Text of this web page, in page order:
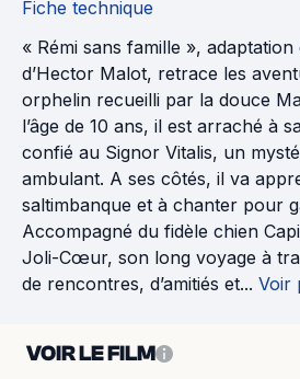
Fiche technique
« Rémi sans famille »,
d’Hector Malot, retrace les
orphelin recueilli par la douce
l’âge de 10 ans, il est arraché à
confié au Signor Vitalis, un
ambulant. A ses côtés, il va
saltimbanque et à chanter pour
Accompagné du fidèle chien
Joli-Cœur, son long voyage à
de rencontres, d’amitiés et... Voir
VOIR LE FILM